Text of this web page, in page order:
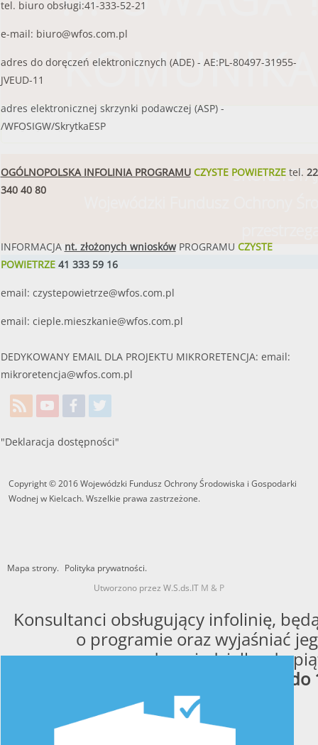
czytaj więcej
Konsultanci obsługujący infolinię,
o programie oraz wyjaśniać
od poniedziałku do
od 8:00
tel. biuro obsługi:41-333-52-21
e-mail: biuro@wfos.com.pl
adres do doręczeń elektronicznych (ADE) - AE:PL-80497-31955-
JVEUD-11
adres elektronicznej skrzynki podawczej (ASP) -
/WFOSIGW/SkrytkaESP
OGÓLNOPOLSKA INFOLINIA PROGRAMUCZYSTE POWIETRZEtel. 22
340 40 80
INFORMACJA nt. złożonych wnioskówPROGRAMU CZYSTE
POWIETRZE41 333 59 16
email: czystepowietrze@wfos.com.pl
email: cieple.mieszkanie@wfos.com.pl
DEDYKOWANY EMAIL DLA PROJEKTU MIKRORETENCJA: email:
mikroretencja@wfos.com.pl
"Deklaracja dostępności"
Copyright © 2016 Wojewódzki Fundusz Ochrony Środowiska i Gospodarki
Wodnej w Kielcach. Wszelkie prawa zastrzeżone.
Mapa strony. Polityka prywatności.
Utworzono przez W.S.ds.IT M & P